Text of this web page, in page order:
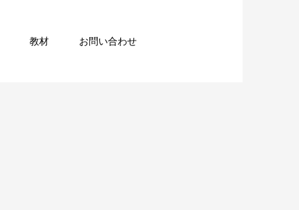
教材 お問い合わせ